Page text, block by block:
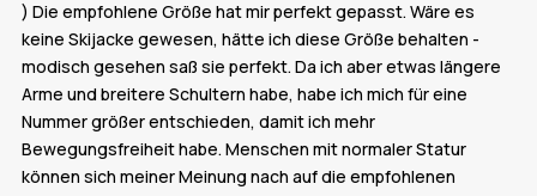
) Die empfohlene Größe hat mir perfekt gepasst. Wäre es
keine Skijacke gewesen, hätte ich diese Größe behalten -
modisch gesehen saß sie perfekt. Da ich aber etwas längere
Arme und breitere Schultern habe, habe ich mich für eine
Nummer größer entschieden, damit ich mehr
Bewegungsfreiheit habe. Menschen mit normaler Statur
können sich meiner Meinung nach auf die empfohlenen